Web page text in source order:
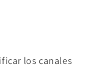
los canales